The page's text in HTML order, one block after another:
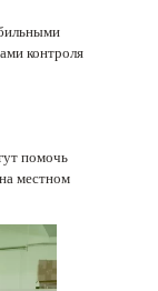
контроля
помочь
местном